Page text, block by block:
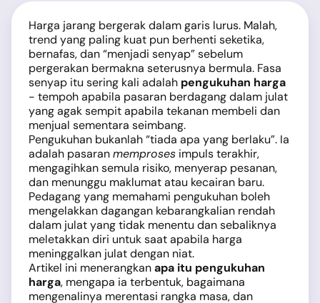
Harga jarang bergerak dalam garis lurus. Malah,
trend yang paling kuat pun berhenti seketika,
bernafas, dan “menjadi senyap” sebelum
pergerakan bermakna seterusnya bermula. Fasa
senyap itu sering kali adalah pengukuhan harga
- tempoh apabila pasaran berdagang dalam julat
yang agak sempit apabila tekanan membeli dan
menjual sementara seimbang.
Pengukuhan bukanlah “tiada apa yang berlaku”. Ia
adalah pasaranmemproses impuls terakhir,
mengagihkan semula risiko, menyerap pesanan,
dan menunggu maklumat atau kecairan baru.
Pedagang yang memahami pengukuhan boleh
mengelakkan dagangan kebarangkalian rendah
dalam julat yang tidak menentu dan sebaliknya
meletakkan diri untuk saat apabila harga
meninggalkan julat dengan niat.
Artikel ini menerangkanapa itu pengukuhan
harga, mengapa ia terbentuk, bagaimana
mengenalinya merentasi rangka masa, dan